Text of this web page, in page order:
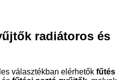
radiátoros és
választékban elérhetők fűtés